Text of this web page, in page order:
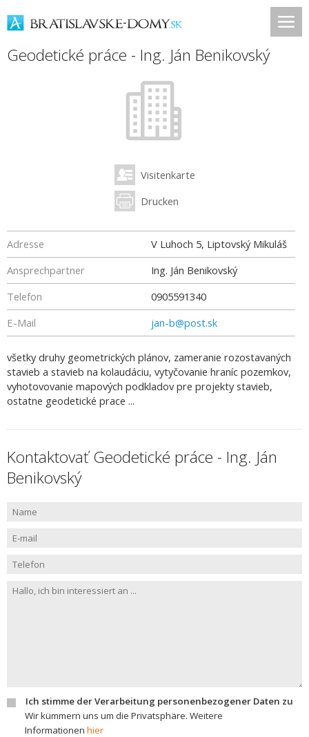
Geodetické práce - Ing. Ján Benikovský
Visitenkarte
Drucken
Adresse
V Luhoch 5, Liptovský Mikuláš
Ansprechpartner
Ing. Ján Benikovský
Telefon
0905591340
E-Mail
jan-b@post.sk
všetky druhy geometrických plánov, zameranie rozostavaných
stavieb a stavieb na kolaudáciu, vytyčovanie hraníc pozemkov,
vyhotovovanie mapových podkladov pre projekty stavieb,
ostatne geodetické prace ...
Kontaktovať Geodetické práce - Ing. Ján
Benikovský
Ich stimme der Verarbeitung personenbezogener Daten zu
Wir kümmern uns um die Privatsphäre. Weitere
Informationen hier